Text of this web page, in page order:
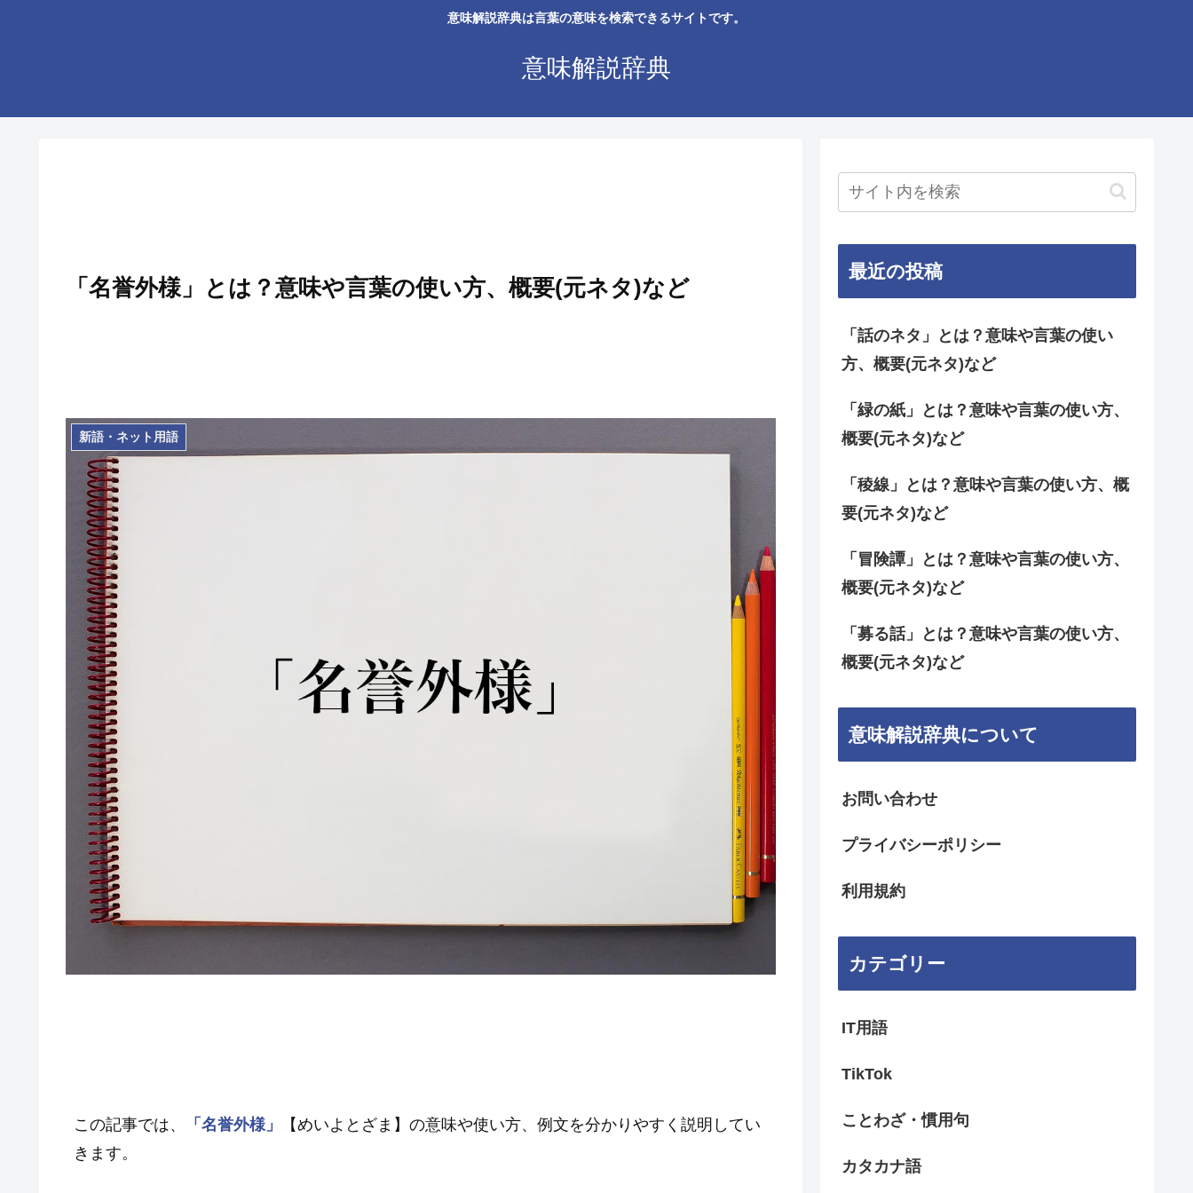
意味解説辞典は言葉の意味を検索できるサイトです。
意味解説辞典
「名誉外様」とは？意味や言葉の使い方、概要(元ネタ)など
新語・ネット用語
この記事では、 「名誉外様」
【めいよとざま】の意味や使い方、例文を分かりやすく説明してい
きます。
最近の投稿
「話のネタ」とは？意味や言葉の使い
方、概要(元ネタ)など
「緑の紙」とは？意味や言葉の使い方、
概要(元ネタ)など
「稜線」とは？意味や言葉の使い方、概
要(元ネタ)など
「冒険譚」とは？意味や言葉の使い方、
概要(元ネタ)など
「募る話」とは？意味や言葉の使い方、
概要(元ネタ)など
意味解説辞典について
お問い合わせ
プライバシーポリシー
利用規約
カテゴリー
IT用語
TikTok
ことわざ・慣用句
カタカナ語